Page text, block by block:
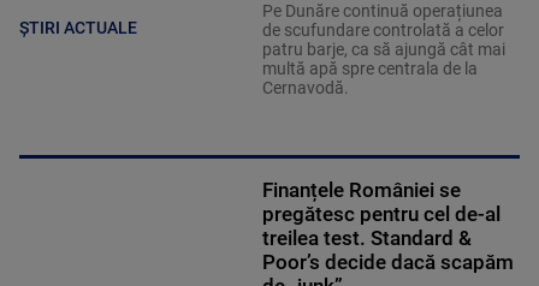
ȘTIRI ACTUALE
Pe Dunăre continuă operațiunea
de scufundare controlată a celor
patru barje, ca să ajungă cât mai
multă apă spre centrala de la
Cernavodă.
Finanțele României se
pregătesc pentru cel de-al
treilea test. Standard &
Poor’s decide dacă scapăm